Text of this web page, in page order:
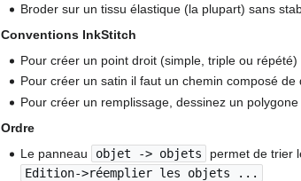
Broder sur un tissu élastique (la plupart) sans
Conventions InkStitch
Pour créer un point droit (simple, triple ou
Pour créer un satin il faut un chemin composé
Pour créer un remplissage, dessinez un
Ordre
Le panneau
objet -> objets
permet de trier
Edition->réemplier les objets ...